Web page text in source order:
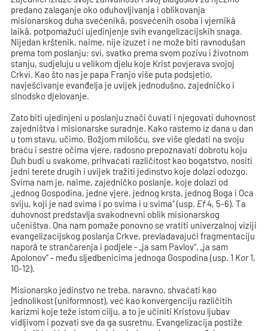
predano zalaganje oko oduhovljivanja i oblikovanja
misionarskog duha svećenikâ, posvećenih osoba i vjernikâ
laikâ, potpomažući ujedinjenje svih evangelizacijskih snaga.
Nijedan krštenik, naime, nije izuzet i ne može biti ravnodušan
prema tom poslanju: svi, svatko prema svom pozivu i životnom
stanju, sudjeluju u velikom djelu koje Krist povjerava svojoj
Crkvi. Kao što nas je papa Franjo više puta podsjetio,
navješćivanje evanđelja je uvijek jednodušno, zajedničko i
sinodsko djelovanje.
Zato biti ujedinjeni u poslanju znači čuvati i njegovati duhovnost
zajedništva i misionarske suradnje. Kako rastemo iz dana u dan
u tom stavu, učimo, Božjom milošću, sve više gledati na svoju
braću i sestre očima vjere, radosno prepoznavati dobrotu koju
Duh budi u svakome, prihvaćati različitost kao bogatstvo, nositi
jedni terete drugih i uvijek tražiti jedinstvo koje dolazi odozgo.
Svima nam je, naime, zajedničko poslanje, koje dolazi od
„jednog Gospodina, jedne vjere, jednog krsta, jednog Boga i Oca
sviju, koji je nad svima i po svima i u svima“ (usp. Ef4, 5-6). Ta
duhovnost predstavlja svakodnevni oblik misionarskog
učeništva. Ona nam pomaže ponovno se vratiti univerzalnoj viziji
evangelizacijskog poslanja Crkve, prevladavajući fragmentaciju
naporâ te strančarenja i podjele - „ja sam Pavlov“, „ja sam
Apolonov“ - među sljedbenicima jednoga Gospodina (usp. 1 Kor1,
10-12).
Misionarsko jedinstvo ne treba, naravno, shvaćati kao
jednolikost (uniformnost), već kao konvergenciju različitih
karizmi koje teže istom cilju, a to je učiniti Kristovu ljubav
vidljivom i pozvati sve da ga susretnu. Evangelizacija postiže